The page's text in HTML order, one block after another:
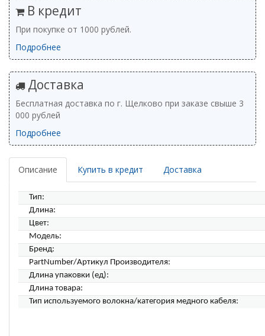
В кредит
При покупке от 1000 рублей.
Подробнее
Доставка
Бесплатная доставка по г. Щелково при заказе свыше 3
000 рублей
Подробнее
Описание Купить в кредит Доставка
Тип:
Длина:
Цвет:
Модель:
Бренд:
PartNumber/Артикул Производителя:
Длина упаковки (ед):
Длина товара:
Тип используемого волокна/категория медного кабеля: